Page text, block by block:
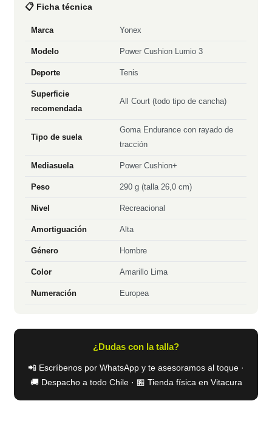
📋 Ficha técnica
Marca Yonex
Modelo Power Cushion Lumio 3
Deporte Tenis
Superficie
recomendada
All Court (todo tipo de cancha)
Tipo de suela
Goma Endurance con rayado de
tracción
Mediasuela Power Cushion+
Peso 290 g (talla 26,0 cm)
Nivel Recreacional
Amortiguación Alta
Género Hombre
Color Amarillo Lima
Numeración Europea
¿Dudas con la talla?
📲 Escríbenos por WhatsApp y te asesoramos al toque ·
🚚 Despacho a todo Chile · 🏪 Tienda física en Vitacura